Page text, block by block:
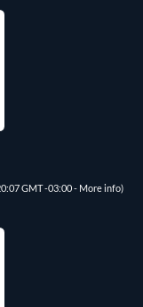
GMT -03:00 - More info)